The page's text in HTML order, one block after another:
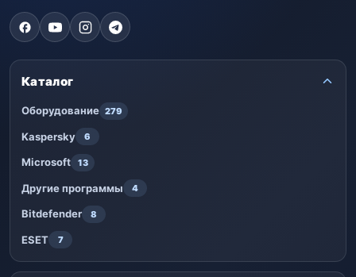
Каталог
Оборудование 279
Kaspersky 6
Microsoft 13
Другие программы 4
Bitdefender 8
ESET 7